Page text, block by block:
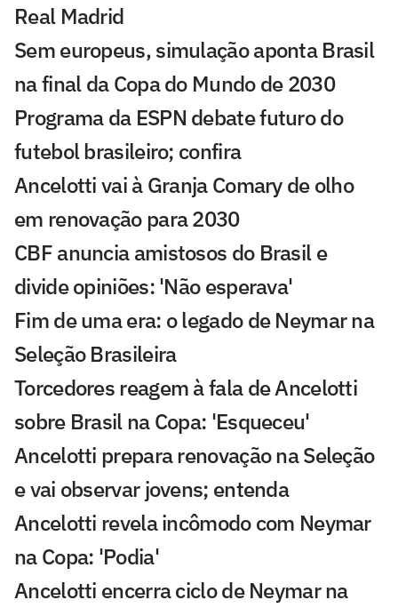
Real Madrid
Sem europeus, simulação aponta Brasil
na final da Copa do Mundo de 2030
Programa da ESPN debate futuro do
futebol brasileiro; confira
Ancelotti vai à Granja Comary de olho
em renovação para 2030
CBF anuncia amistosos do Brasil e
divide opiniões: 'Não esperava'
Fim de uma era: o legado de Neymar na
Seleção Brasileira
Torcedores reagem à fala de Ancelotti
sobre Brasil na Copa: 'Esqueceu'
Ancelotti prepara renovação na Seleção
e vai observar jovens; entenda
Ancelotti revela incômodo com Neymar
na Copa: 'Podia'
Ancelotti encerra ciclo de Neymar na